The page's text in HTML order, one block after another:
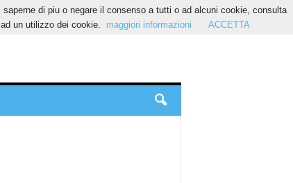
di piu o negare il consenso a tutti o ad alcuni cookie, consulta
un utilizzo dei cookie.
maggiori informazioni ACCETTA